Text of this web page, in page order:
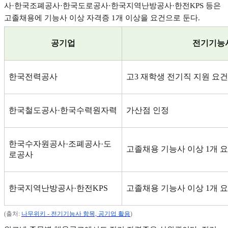
사·한국조폐공사·한국도로공사·한국지역난방공사·한전KPS 등은
고졸채용에 기능사 이상 자격증 1 개 이상을 요건으로 둔다.
공기업 전기기능
한국전력공사 고3 재학생 전기직 지원 요건
한국철도공사·한국수력원자력 가산점 인정
한국수자원공사·조폐공사· 도
로공사
고졸채용 기능사 이상 1 개
한국지역난방공사·한전KPS 고졸채용 기능사 이상 1 개
(출처 : 나무위키 - 전기기능사 항목, 공기업 활용)